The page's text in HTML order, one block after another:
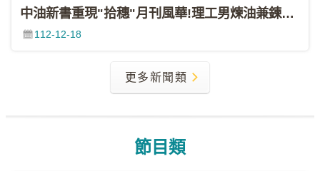
中油新書重現"拾穗"月刊風華!理工男煉油兼鍊字 開啟台灣翻譯史新紀元(非凡財經新聞20231216)
112-12-18
更多新聞類
節目類